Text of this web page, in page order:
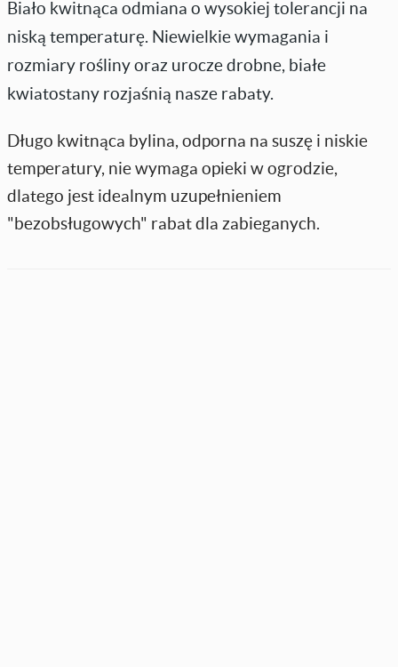
Biało kwitnąca odmiana o wysokiej tolerancji na
niską temperaturę. Niewielkie wymagania i
rozmiary rośliny oraz urocze drobne, białe
kwiatostany rozjaśnią nasze rabaty.
Długo kwitnąca bylina, odporna na suszę i niskie
temperatury, nie wymaga opieki w ogrodzie,
dlatego jest idealnym uzupełnieniem
"bezobsługowych" rabat dla zabieganych.